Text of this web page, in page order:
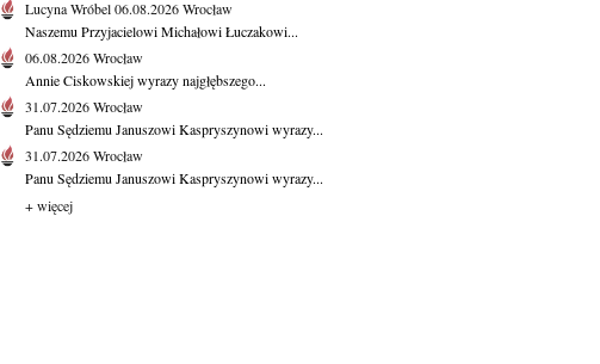
Lucyna Wróbel06.08.2026Wrocław
Naszemu Przyjacielowi Michałowi Łuczakowi...
06.08.2026Wrocław
Annie Ciskowskiej wyrazy najgłębszego...
31.07.2026Wrocław
Panu Sędziemu Januszowi Kaspryszynowi wyrazy...
31.07.2026Wrocław
Panu Sędziemu Januszowi Kaspryszynowi wyrazy...
+ więcej